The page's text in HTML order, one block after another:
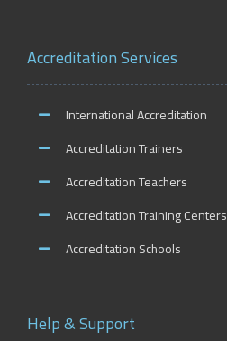
Accreditation Services
International Accreditation
Accreditation Trainers
Accreditation Teachers
Accreditation Training Centers
Accreditation Schools
Help & Support